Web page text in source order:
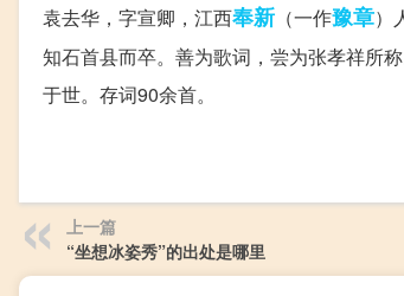
袁去华，字宣卿，江西奉新 （一作豫章）
知石首县而卒。善为歌词，尝为张孝祥所
于世。存词90余首。
上一篇
“坐想冰姿秀”的出处是哪里